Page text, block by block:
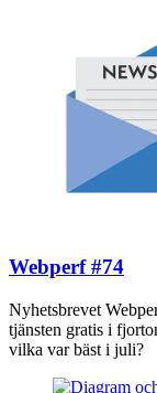
Webperf #74
Nyhetsbrevet
tjänsten gratis i
vilka var bäst i juli?